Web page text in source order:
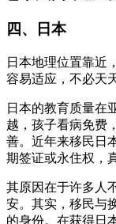
四、日本
日本地理位置靠近
容易适应，不必天
日本的教育质量在
越，孩子看病免费
善。近年来移民日
期签证或永住权，
其原因在于许多人
安。其实，移民与
的身份。在获得日